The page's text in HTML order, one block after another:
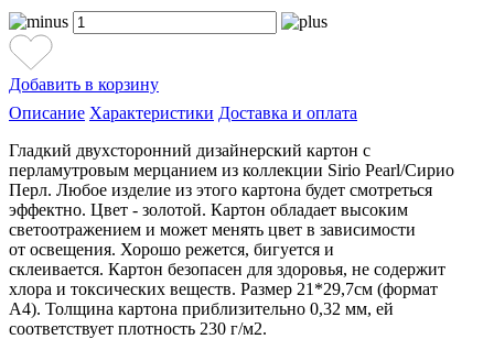
Добавить в корзину
Описание Характеристики Доставка и оплата
Гладкий двухсторонний дизайнерский картон с
перламутровым мерцанием из коллекции Sirio Pearl/Сирио
Перл. Любое изделие из этого картона будет смотреться
эффектно. Цвет - золотой. Картон обладает высоким
светоотражением и может менять цвет в зависимости
от освещения. Хорошо режется, бигуется и
склеивается. Картон безопасен для здоровья, не содержит
хлора и токсических веществ. Размер 21*29,7см (формат
А4). Толщина картона приблизительно 0,32 мм, ей
соответствует плотность 230 г/м2.